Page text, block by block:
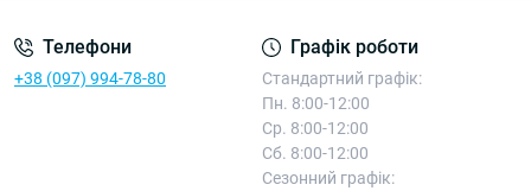
Телефони
+38 (097) 994-78-80
Графік роботи
Стандартний графік:
Пн. 8:00-12:00
Ср. 8:00-12:00
Сб. 8:00-12:00
Сезонний графік: